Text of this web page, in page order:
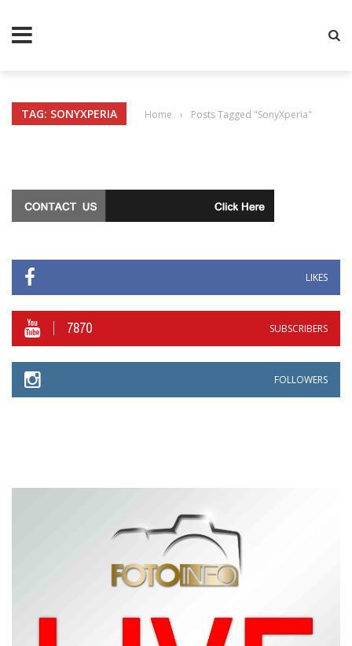
TAG: SONYXPERIA Home › Posts Tagged "SonyXperia"
LIKES
7870 SUBSCRIBERS
FOLLOWERS